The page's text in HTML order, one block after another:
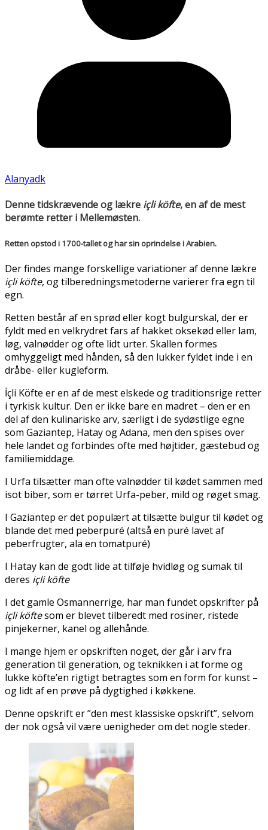
Alanyadk
Denne tidskrævende og lækre içli köfte, en af de mest
berømte retter i Mellemøsten.
Retten opstod i 1700-tallet og har sin oprindelse i Arabien.
Der findes mange forskellige variationer af denne lækre
içli köfte, og tilberedningsmetoderne varierer fra egn til
egn.
Retten består af en sprød eller kogt bulgurskal, der er
fyldt med en velkrydret fars af hakket oksekød eller lam,
løg, valnødder og ofte lidt urter. Skallen formes
omhyggeligt med hånden, så den lukker fyldet inde i en
dråbe- eller kugleform.
İçli Köfte er en af de mest elskede og traditionsrige retter
i tyrkisk kultur. Den er ikke bare en madret – den er en
del af den kulinariske arv, særligt i de sydøstlige egne
som Gaziantep, Hatay og Adana, men den spises over
hele landet og forbindes ofte med højtider, gæstebud og
familiemiddage.
I Urfa tilsætter man ofte valnødder til kødet sammen med
isot biber, som er tørret Urfa-peber, mild og røget smag.
I Gaziantep er det populært at tilsætte bulgur til kødet og
blande det med peberpuré (altså en puré lavet af
peberfrugter, ala en tomatpuré)
I Hatay kan de godt lide at tilføje hvidløg og sumak til
deres içli köfte
I det gamle Osmannerrige, har man fundet opskrifter på
içli köftesom er blevet tilberedt med rosiner, ristede
pinjekerner, kanel og allehånde.
I mange hjem er opskriften noget, der går i arv fra
generation til generation, og teknikken i at forme og
lukke köfte’en rigtigt betragtes som en form for kunst –
og lidt af en prøve på dygtighed i køkkene.
Denne opskrift er ”den mest klassiske opskrift”, selvom
der nok også vil være uenigheder om det nogle steder.